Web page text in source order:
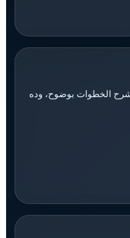
الخطوات بوضوح، وده